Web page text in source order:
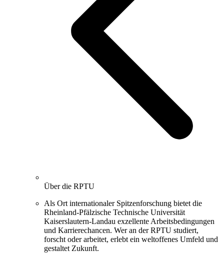
Über die RPTU
Als Ort internationaler Spitzenforschung bietet die
Rheinland-Pfälzische Technische Universität
Kaiserslautern-Landau exzellente Arbeitsbedingungen
und Karrierechancen. Wer an der RPTU studiert,
forscht oder arbeitet, erlebt ein weltoffenes Umfeld und
gestaltet Zukunft.